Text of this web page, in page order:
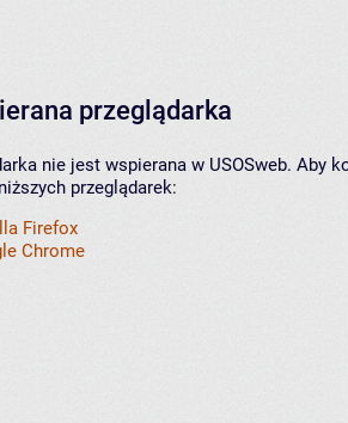
przeglądarka
nie jest wspierana w USOSweb. Aby
przeglądarek:
Firefox
Chrome